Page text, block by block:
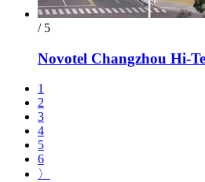
/ 5
Novotel Changzhou Hi-
1
2
3
4
5
6
〉